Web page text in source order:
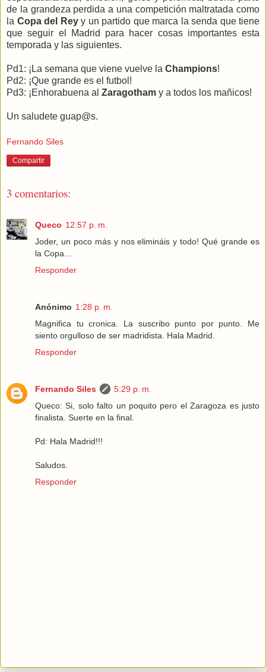
de la grandeza perdida a una competición maltratada como
la Copa del Reyy un partido que marca la senda que tiene
que seguir el Madrid para hacer cosas importantes esta
temporada y las siguientes.
Pd1: ¡La semana que viene vuelve la Champions!
Pd2: ¡Que grande es el futbol!
Pd3: ¡Enhorabuena al Zaragotham y a todos los mañicos!
Un saludete guap@s.
Fernando Siles
Compartir
3 comentarios:
Queco 12:57 p. m.
Joder, un poco más y nos elimináis y todo! Qué grande es
la Copa...
Responder
Anónimo 1:28 p. m.
Magnifica tu cronica. La suscribo punto por punto. Me
siento orgulloso de ser madridista. Hala Madrid.
Responder
Fernando Siles
5:29 p. m.
Queco: Si, solo falto un poquito pero el Zaragoza es justo
finalista. Suerte en la final.
Pd: Hala Madrid!!!
Saludos.
Responder